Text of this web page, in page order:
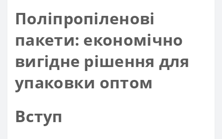
Поліпропіленові
пакети: економічно
вигідне рішення для
упаковки оптом
Вступ